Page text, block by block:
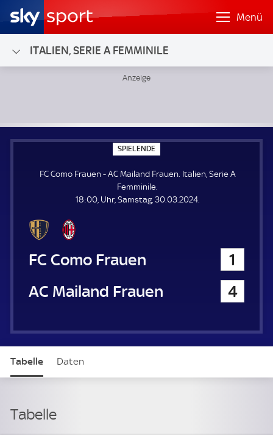
Menü
ITALIEN, SERIE A FEMMINILE
SPIELENDE
P
E
E
N
FC Como Frauen - AC Mailand Frauen. Italien, Serie A
Femminile.
18:00, Uhr, Samstag, 30.03.2024.
FC Como Frauen
1
AC Mailand Frauen
4
Tabelle Daten
Tabelle